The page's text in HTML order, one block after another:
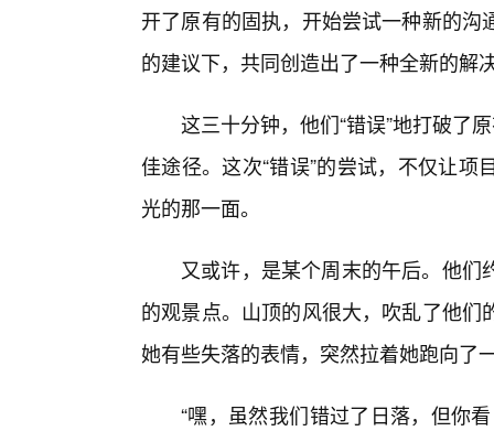
开了原有的固执，开始尝试一种新的
的建议下，共同创造出了一种全新的解
这三十分钟，他们“错误”地打破了
佳途径。这次“错误”的尝试，不仅让
光的那一面。
又或许，是某个周末的午后。他
的观景点。山顶的风很大，吹乱了他
她有些失落的表情，突然拉着她跑向了
“嘿，虽然我们错过了日落，但你